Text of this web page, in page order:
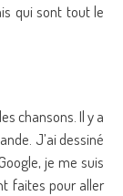
qui sont tout le
chansons. Il y a
J’ai dessiné
je me suis
faites pour aller